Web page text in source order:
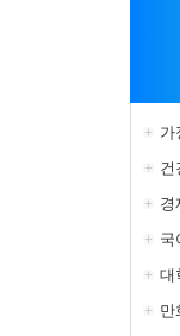
가
건
경
국
대
만